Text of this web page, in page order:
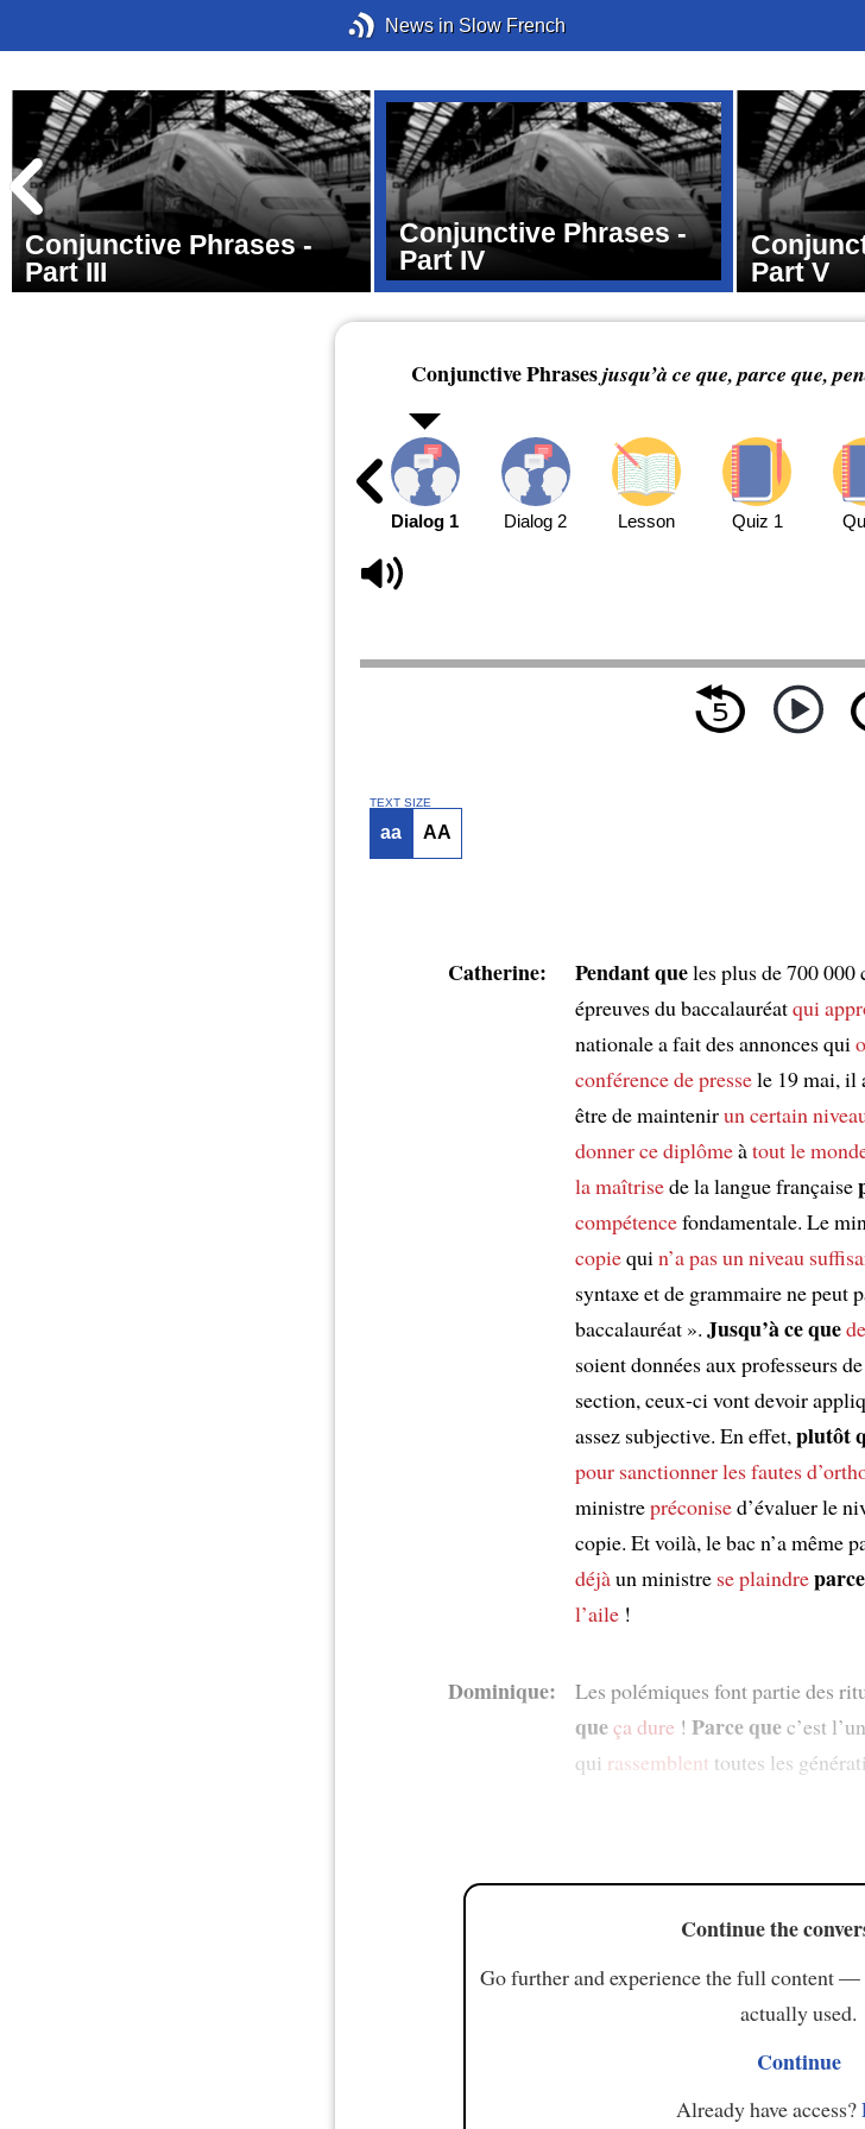
News in Slow French
Conjunctive Phrases -
Part III
Conjunctive Phrases -
Part IV
Part V
Conjunctive Phrasesjusqu’à ce que, parce que,
Dialog 1 Dialog 2 Lesson Quiz 1
TEXT SIZE
aa AA
Catherine: Pendant queles plus de 700 000
épreuves du baccalauréatqui
nationale a fait des annonces qui
conférence de pressele 19 mai, il
être de maintenirun certain
donner ce diplômeàtout le
la maîtrisede la langue française
compétencefondamentale. Le
copiequi n’a pas un niveau
syntaxe et de grammaire ne peut
baccalauréat ». Jusqu’à ce que
soient données aux professeurs de
section, ceux-ci vont devoir
assez subjective. En effet, plutôt
pour sanctionnerles fautes
ministrepréconised’évaluer le
copie. Et voilà, le bac n’a même
déjàun ministre se plaindre
l’aile!
Dominique: Les polémiques font partie des
queça dure ! Parce quec’est
qui rassemblent toutes les
Continue the
Go further and experience the full content —
actually used.
Continue
Already have access?